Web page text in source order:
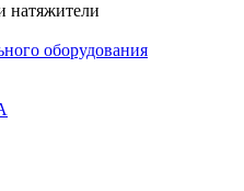
натяжители
оборудования